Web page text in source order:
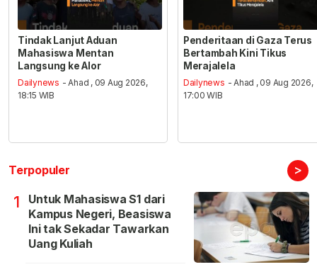
Tindak Lanjut Aduan
Mahasiswa Mentan
Langsung ke Alor
Dailynews - Ahad , 09 Aug 2026,
18:15 WIB
Penderitaan di Gaza Terus
Bertambah Kini Tikus
Merajalela
Dailynews - Ahad , 09 Aug 2026,
17:00 WIB
Terpopuler >
1
Untuk Mahasiswa S1 dari
Kampus Negeri, Beasiswa
Ini tak Sekadar Tawarkan
Uang Kuliah